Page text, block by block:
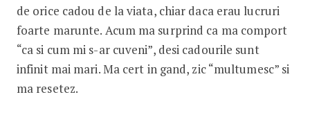
de orice cadou de la viata, chiar daca erau lucruri
foarte marunte. Acum ma surprind ca ma comport
“ca si cum mi s-ar cuveni”, desi cadourile sunt
infinit mai mari. Ma cert in gand, zic “multumesc” si
ma resetez.